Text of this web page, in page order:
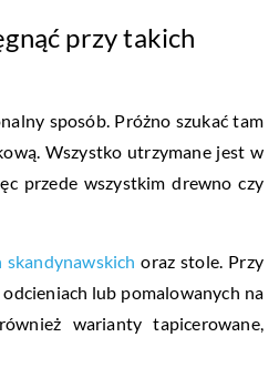
przy takich
sposób. Próżno szukać tam
Wszystko utrzymane jest w
przede wszystkim drewno czy
skandynawskich oraz stole. Przy
lub pomalowanych na
warianty tapicerowane,